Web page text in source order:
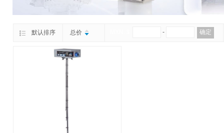
默认排序 总价 - 确定